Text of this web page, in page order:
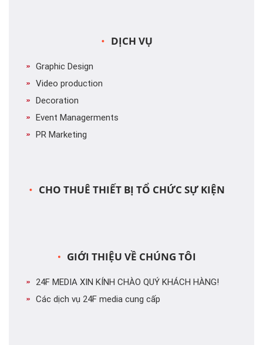
DỊCH VỤ
Graphic Design
Video production
Decoration
Event Managerments
PR Marketing
CHO THUÊ THIẾT BỊ TỔ CHỨC SỰ KIỆN
GIỚI THIỆU VỀ CHÚNG TÔI
24F MEDIA XIN KÍNH CHÀO QUÝ KHÁCH HÀNG!
Các dịch vụ 24F media cung cấp